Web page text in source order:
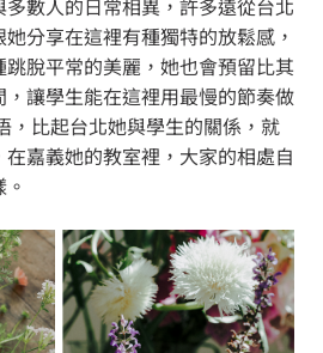
數人的日常相異，許多遠從台北
分享在這裡有種獨特的放鬆感，
脫平常的美麗，她也會預留比其
讓學生能在這裡用最慢的節奏做
，比起台北她與學生的關係，就
嘉義她的教室裡，大家的相處自